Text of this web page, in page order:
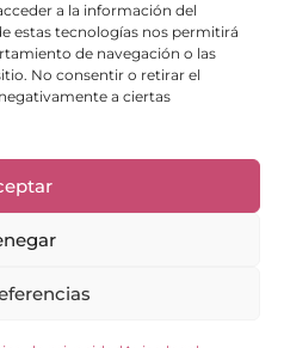
a la información del
estas tecnologías nos permitirá
de navegación o las
No consentir o retirar el
a ciertas
interés
del calzado
del bolso
opinan